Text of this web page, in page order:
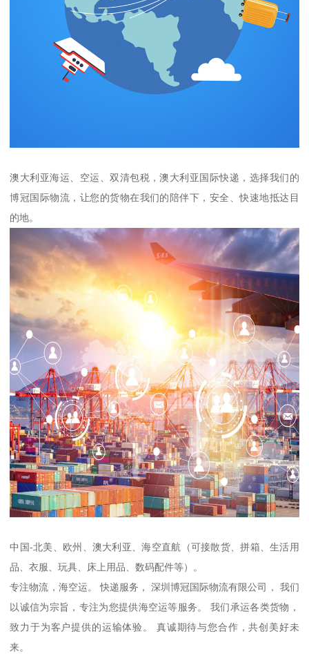
澳大利亚海运、空运、双清包税，澳大利亚国际快递，选择我们的
博冠国际物流，让您的货物在我们的陪伴下，安全、快速地抵达目
的地。
中国-北美、欧州、澳大利亚、海空直航（可接散货、拼箱、生活用
品、衣服、玩具、床上用品、数码配件等）。
专注物流，海空运。 快递服务， 深圳博冠国际物流有限公司， 我们
以诚信为宗旨，专注为您提供海空运等服务。 我们承运各类货物，
致力于为客户提供的运输体验。 真诚期待与您合作，共创美好未
来。